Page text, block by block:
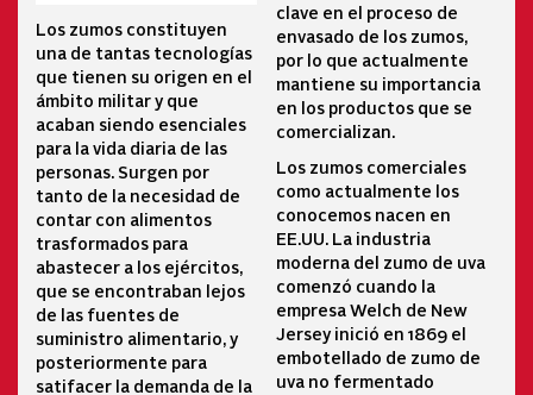
Los zumos constituyen
una de tantas tecnologías
que tienen su origen en el
ámbito militar y que
acaban siendo esenciales
para la vida diaria de las
personas. Surgen por
tanto de la necesidad de
contar con alimentos
trasformados para
abastecer a los ejércitos,
que se encontraban lejos
de las fuentes de
suministro alimentario, y
posteriormente para
satifacer la demanda de la
clave en el proceso de
envasado de los zumos,
por lo que actualmente
mantiene su importancia
en los productos que se
comercializan.
Los zumos comerciales
como actualmente los
conocemos nacen en
EE.UU. La industria
moderna del zumo de uva
comenzó cuando la
empresa Welch de New
Jersey inició en 1869 el
embotellado de zumo de
uva no fermentado